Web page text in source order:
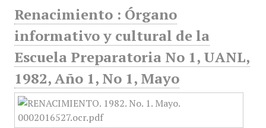
Renacimiento : Órgano
informativo y cultural de la
Escuela Preparatoria No 1, UANL,
1982, Año 1, No 1, Mayo